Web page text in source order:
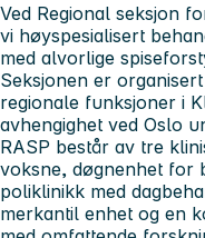
Ved Regional seksjon
vi høyspesialisert
med alvorlige
Seksjonen er
regionale funksjoner i
avhengighet ved Oslo
RASP består av tre
voksne, døgnenhet for
poliklinikk med
merkantil enhet og en